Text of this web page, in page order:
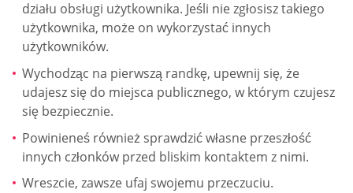
działu obsługi użytkownika. Jeśli nie zgłosisz takiego
użytkownika, może on wykorzystać innych
użytkowników.
Wychodząc na pierwszą randkę, upewnij się, że
udajesz się do miejsca publicznego, w którym czujesz
się bezpiecznie.
Powinieneś również sprawdzić własne przeszłość
innych członków przed bliskim kontaktem z nimi.
Wreszcie, zawsze ufaj swojemu przeczuciu.